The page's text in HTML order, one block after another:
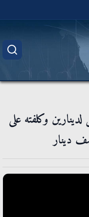
وكلفته على
دينار